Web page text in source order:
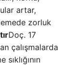
artar,
zorluk
Doç. 17
çalışmalarda